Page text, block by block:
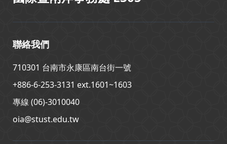
聯絡我們
710301 台南市永康區南台街一號
+886-6-253-3131 ext.1601~1603
專線 (06)-3010040
oia@stust.edu.tw